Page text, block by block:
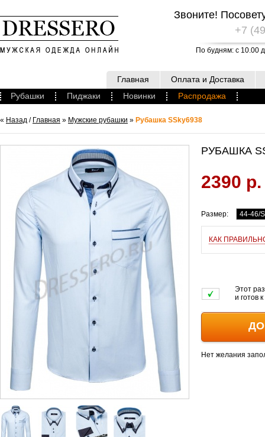
Звоните!
+7
По будням: с 10.00
Главная
Оплата и Доставка
Рубашки
Пиджаки Новинки Распродажа
« Назад / Главная » Мужские рубашки » Рубашка SSky6938
РУБАШКА
2390 р.
Размер: 44-46/S
КАК
Этот
и готов
Нет желания